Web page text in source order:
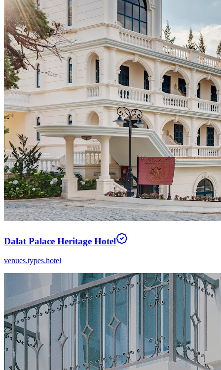
Dalat Palace Heritage Hotel
venues.types.hotel